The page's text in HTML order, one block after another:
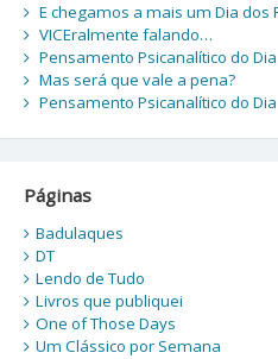
E chegamos a mais um Dia dos
VICEralmente falando…
Pensamento Psicanalítico do Dia
Mas será que vale a pena?
Pensamento Psicanalítico do Dia
Páginas
Badulaques
DT
Lendo de Tudo
Livros que publiquei
One of Those Days
Um Clássico por Semana